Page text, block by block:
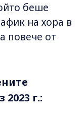
беше
на хора в
повече от
г.: